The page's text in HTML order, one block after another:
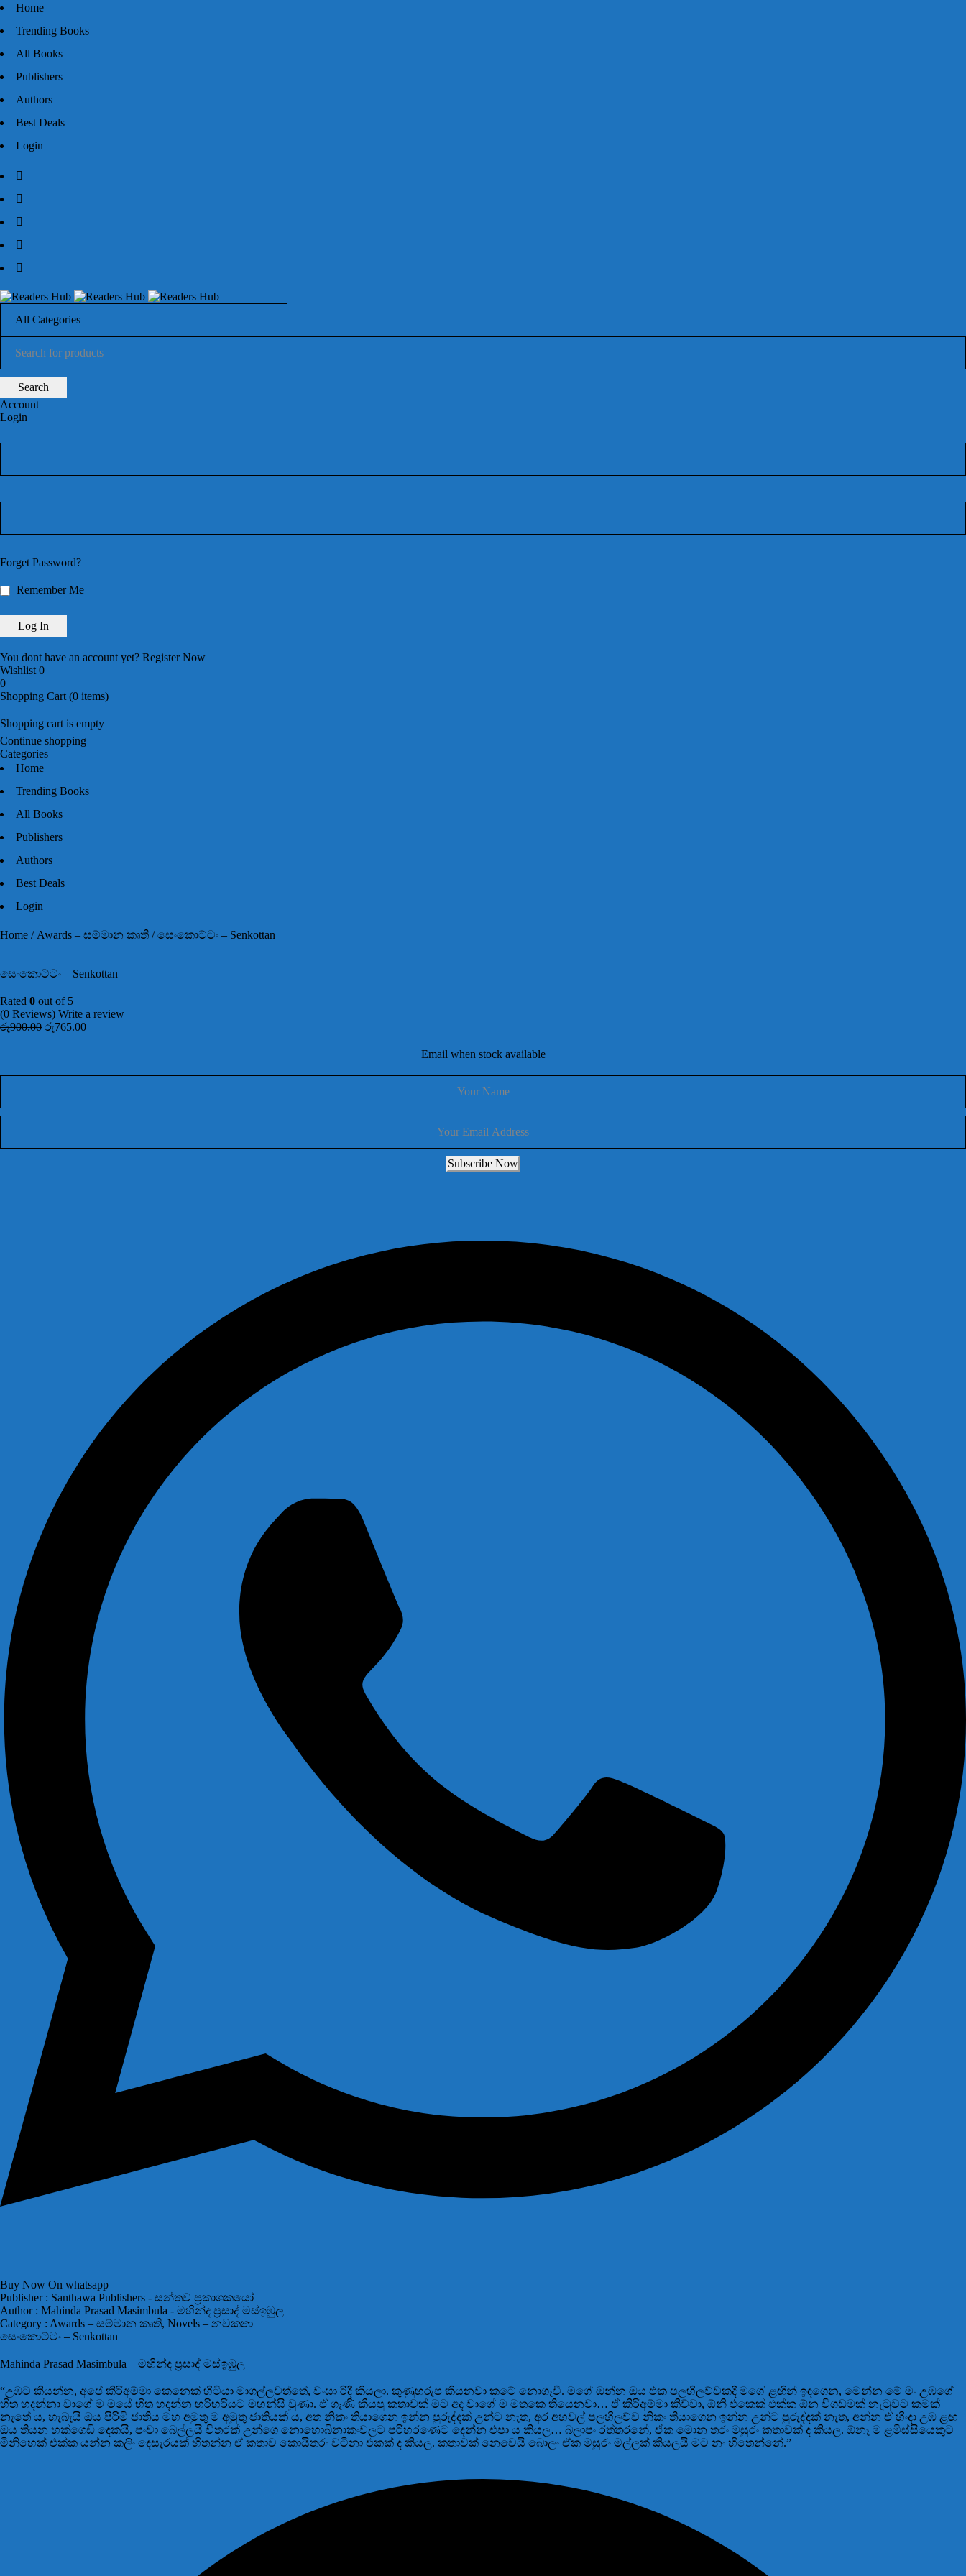
Home
Trending Books
All Books
Publishers
Authors
Best Deals
Login
Account
Login
Forget Password?
Remember Me
You dont have an account yet? Register Now
Wishlist 0
0
Shopping Cart (0 items)
Shopping cart is empty
Continue shopping
Categories
Home
Trending Books
All Books
Publishers
Authors
Best Deals
Login
Home / Awards – සම්මාන කෘති / සෙංකොට්ටං – Senkottan
සෙංකොට්ටං – Senkottan
Rated 0 out of 5
(0 Reviews) Write a review
රු900.00 රු765.00
Email when stock available
Subscribe Now
Buy Now On whatsapp
Publisher : Santhawa Publishers - සන්තව ප්‍රකාශකයෝ
Author : Mahinda Prasad Masimbula - මහින්ද ප්‍රසාද් මස්ඉඹුල
Category : Awards – සම්මාන කෘති, Novels – නවකතා
සෙංකොට්ටං – Senkottan
Mahinda Prasad Masimbula – මහින්ද ප්‍රසාද් මස්ඉඹුල
“උඹට කියන්න, අපේ කිරිඅම්මා කෙනෙක් හිටියා මාගල්ලවත්තේ, වංසා රිදී කියලා. කුණුහරුප කියනවා කටේ නොගෑවී. මගේ ඔන්න ඔය එක පලහිලව්වකදී මගේ ළඟින් ඉඳගෙන, මෙන්න මේ මං උඹගේ
හිත හදන්නා වාගේ ම මයේ හිත හදන්න හරිහරියට මහන්සි වුණා. ඒ ගෑණි කියපු කතාවක් මට අද වාගේ ම මතකෙ තියෙනවා… ඒ කිරිඅම්මා කිව්වා, ඕනි එකෙක් එක්ක ඕන විගඩමක් නැටුවට කමක්
නැතේ ය, හැබැයි ඔය පිරිමි ජාතිය මහ අමුතු ම අමුතු ජාතියක් ය, අත නිකං තියාගෙන ඉන්න පුරුද්දක් උන්ට නැත, අර අහවල් පලහිලව්ව නිකං තියාගෙන ඉන්න උන්ට පුරුද්දක් නැත, අන්න ඒ හිංදා උඹ ළඟ
ඔය තියන හක්ගෙඩි දෙකයි, පංචා බෙල්ලයි විතරක් උන්ගෙ නොහොබිනාකංවලට පරිහරණෙට දෙන්න එපා ය කියල… බලාපං රත්තරනේ, ඒක මොන තරං මසුරං කතාවක් ද කියල. ඕනෑ ම ළමිස්සියෙකුට
මිනිහෙක් එක්ක යන්න කලිං දෙසැරයක් හිතන්න ඒ කතාව කොයිතරං වටිනා එකක් ද කියල. කතාවක් නෙවෙයි බොලං ඒක මසුරං මල්ලක් කියලයි මට නං හිතෙන්නේ.”